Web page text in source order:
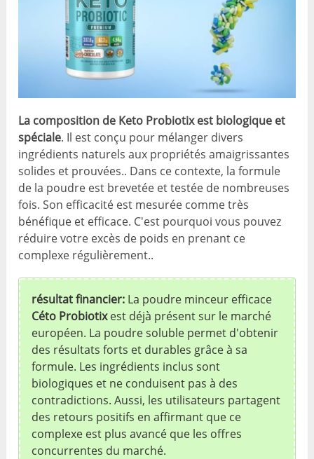
La composition de Keto Probiotix est biologique et
spéciale. Il est conçu pour mélanger divers
ingrédients naturels aux propriétés amaigrissantes
solides et prouvées.. Dans ce contexte, la formule
de la poudre est brevetée et testée de nombreuses
fois. Son efficacité est mesurée comme très
bénéfique et efficace. C'est pourquoi vous pouvez
réduire votre excès de poids en prenant ce
complexe régulièrement..
résultat financier: La poudre minceur efficace
Céto Probiotixest déjà présent sur le marché
européen. La poudre soluble permet d'obtenir
des résultats forts et durables grâce à sa
formule. Les ingrédients inclus sont
biologiques et ne conduisent pas à des
contradictions. Aussi, les utilisateurs partagent
des retours positifs en affirmant que ce
complexe est plus avancé que les offres
concurrentes du marché.